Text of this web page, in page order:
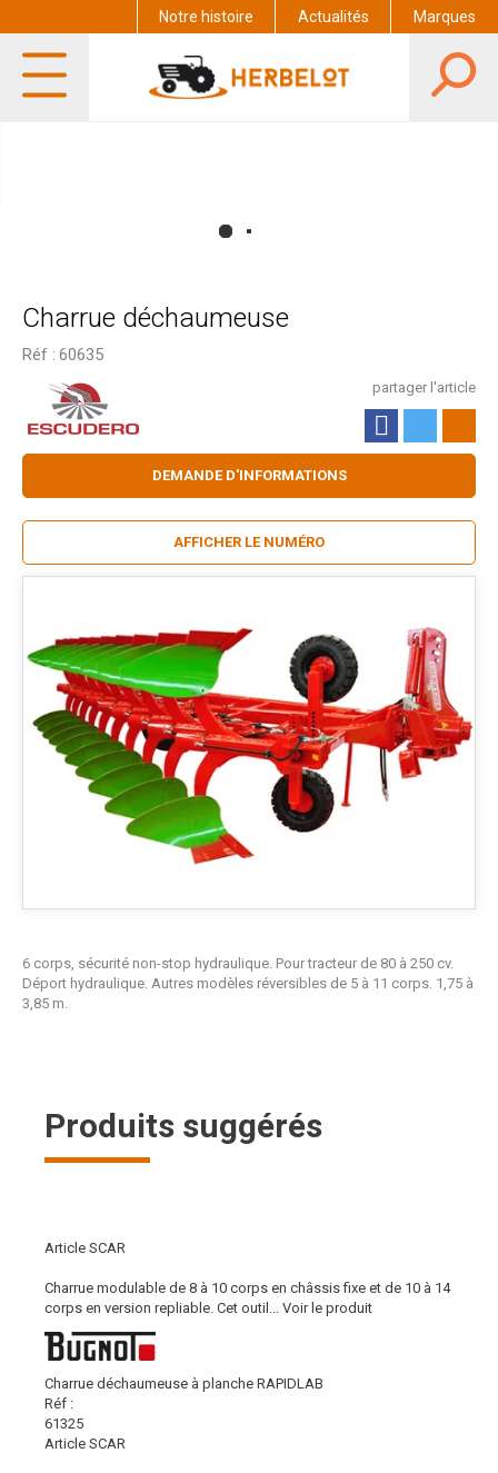
Notre histoire Actualités Marques
Charrue déchaumeuse
Réf : 60635
partager l'article
6 corps, sécurité non-stop hydraulique. Pour tracteur de 80 à 250 cv.
Déport hydraulique. Autres modèles réversibles de 5 à 11 corps. 1,75 à
3,85 m.
DEMANDE D'INFORMATIONS
AFFICHER LE NUMÉRO
Produits suggérés
Article SCAR
Charrue modulable de 8 à 10 corps en châssis fixe et de 10 à 14
corps en version repliable. Cet outil...
Voir le produit
Charrue déchaumeuse à planche RAPIDLAB
Réf :
61325
Article SCAR